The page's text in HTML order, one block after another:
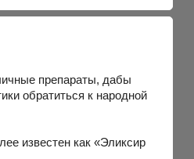
препараты, дабы
обратиться к народной
известен как «Эликсир